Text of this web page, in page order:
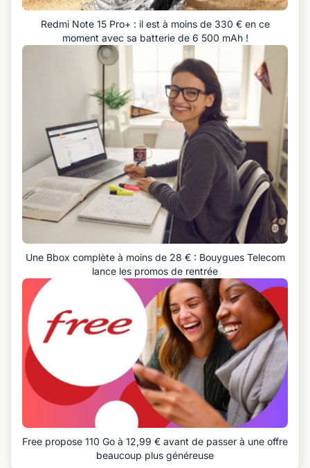
Redmi Note 15 Pro+ : il est à moins de 330 € en ce
moment avec sa batterie de 6 500 mAh !
Une Bbox complète à moins de 28 € : Bouygues Telecom
lance les promos de rentrée
Free propose 110 Go à 12,99 € avant de passer à une offre
beaucoup plus généreuse